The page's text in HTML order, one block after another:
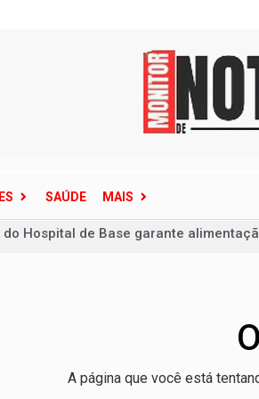
SAÚDE MAIS
de Planaltina terão fornecimento
nas pesquisas e impõe distância
de lixo e vegetação é crime ambiental
A página que você está